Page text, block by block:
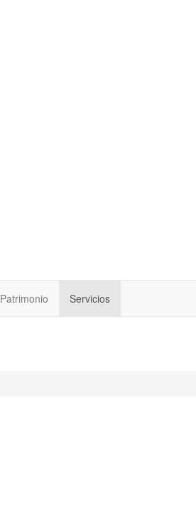
Patrimonio Servicios